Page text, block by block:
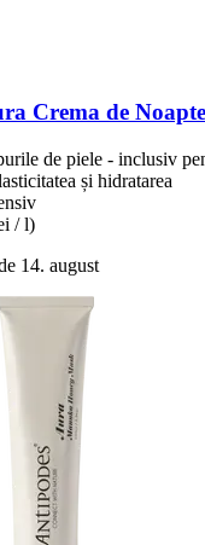
Crema de
de piele - inclusiv
și hidratarea
/ l)
14. august